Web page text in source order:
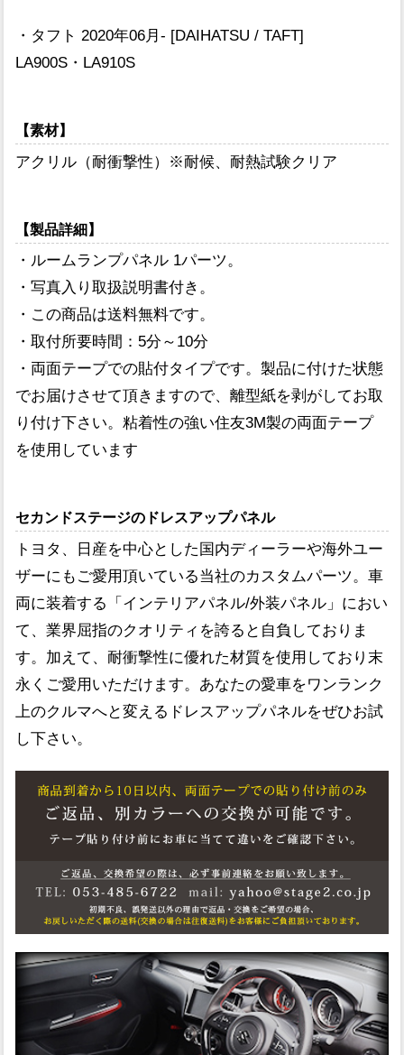
・タフト 2020年06月- [DAIHATSU / TAFT]
LA900S・LA910S
【素材】
アクリル（耐衝撃性）※耐候、耐熱試験クリア
【製品詳細】
・ルームランプパネル 1パーツ。
・写真入り取扱説明書付き。
・この商品は送料無料です。
・取付所要時間：5分～10分
・両面テープでの貼付タイプです。製品に付けた状態
でお届けさせて頂きますので、離型紙を剥がしてお取
り付け下さい。粘着性の強い住友3M製の両面テープ
を使用しています
セカンドステージのドレスアップパネル
トヨタ、日産を中心とした国内ディーラーや海外ユー
ザーにもご愛用頂いている当社のカスタムパーツ。車
両に装着する「インテリアパネル/外装パネル」におい
て、業界屈指のクオリティを誇ると自負しておりま
す。加えて、耐衝撃性に優れた材質を使用しており末
永くご愛用いただけます。あなたの愛車をワンランク
上のクルマへと変えるドレスアップパネルをぜひお試
し下さい。